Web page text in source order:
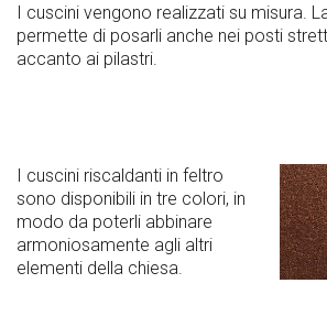
I cuscini vengono realizzati su misura.
permette di posarli anche nei posti
accanto ai pilastri.
I cuscini riscaldanti in feltro
sono disponibili in tre colori, in
modo da poterli abbinare
armoniosamente agli altri
elementi della chiesa.